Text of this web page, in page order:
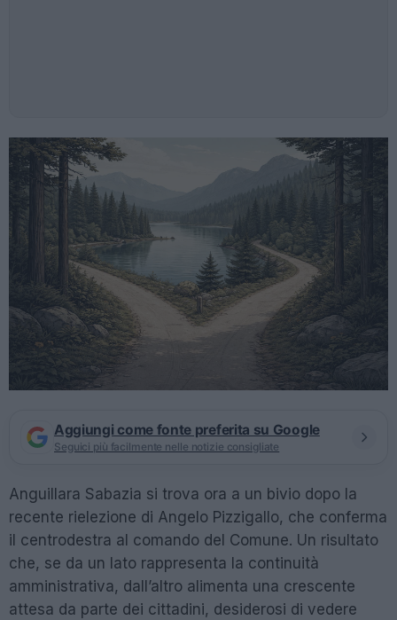
Aggiungi come fonte preferita su Google
Seguici più facilmente nelle notizie consigliate
Anguillara Sabazia si trova ora a un bivio dopo la
recente rielezione di Angelo Pizzigallo, che conferma
il centrodestra al comando del Comune. Un risultato
che, se da un lato rappresenta la continuità
amministrativa, dall’altro alimenta una crescente
attesa da parte dei cittadini, desiderosi di vedere